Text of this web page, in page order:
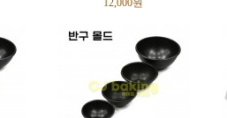
12,000원